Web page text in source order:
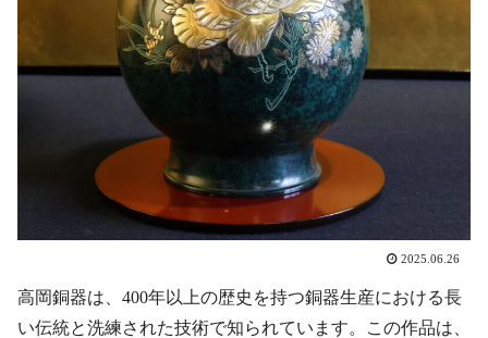
2025.06.26
高岡銅器は、400年以上の歴史を持つ銅器生産における長
い伝統と洗練された技術で知られています。この作品は、